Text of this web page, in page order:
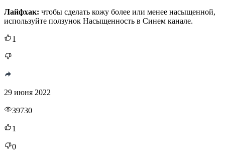
Лайфхак: чтобы сделать кожу более или менее насыщенной,
используйте ползунок Насыщенность в Синем канале.
1
29 июня 2022
39730
1
0